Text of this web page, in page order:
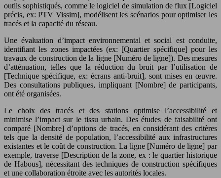
outils sophistiqués, comme le logiciel de simulation de flux [Logiciel
précis, ex: PTV Vissim], modélisent les scénarios pour optimiser les
tracés et la capacité du réseau.
Une évaluation d’impact environnemental et social est conduite,
identifiant les zones impactées (ex: [Quartier spécifique] pour les
travaux de construction de la ligne [Numéro de ligne]). Des mesures
d’atténuation, telles que la réduction du bruit par l’utilisation de
[Technique spécifique, ex: écrans anti-bruit], sont mises en œuvre.
Des consultations publiques, impliquant [Nombre] de participants,
ont été organisées.
Le choix des tracés et des stations optimise l’accessibilité et
minimise l’impact sur le tissu urbain. Des études de faisabilité ont
comparé [Nombre] d’options de tracés, en considérant des critères
tels que la densité de population, l’accessibilité aux infrastructures
existantes et le coût de construction. La ligne [Numéro de ligne] par
exemple, traverse [Description de la zone, ex : le quartier historique
de Habous], nécessitant des techniques de construction spécifiques
et une collaboration étroite avec les autorités locales.